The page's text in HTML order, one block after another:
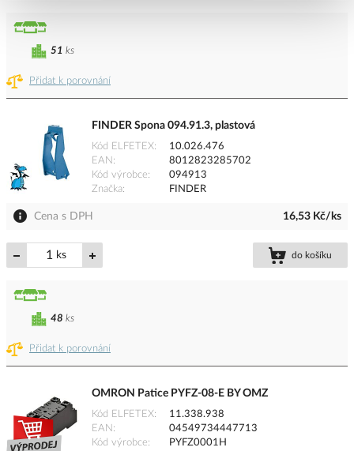
Přidat k porovnání
51 ks
FINDER Spona 094.91.3, plastová
Kód ELFETEX
10.026.476
EAN
8012823285702
Kód výrobce
094913
Značka
FINDER
Cena s DPH 16,53 Kč/ks
ks do košíku
Přidat k porovnání
48 ks
OMRON Patice PYFZ-08-E BY OMZ
Kód ELFETEX
11.338.938
EAN
04549734447713
Kód výrobce
PYFZ0001H